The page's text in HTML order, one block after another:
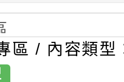
教學人才庫
， 請教師
照。
2.0」全民
府家庭教育
樂淘桃－祖
海報電子檔
銓敘部建置
得重審後實
園市孔廟
區中興
優質教育
區 / 內容類型